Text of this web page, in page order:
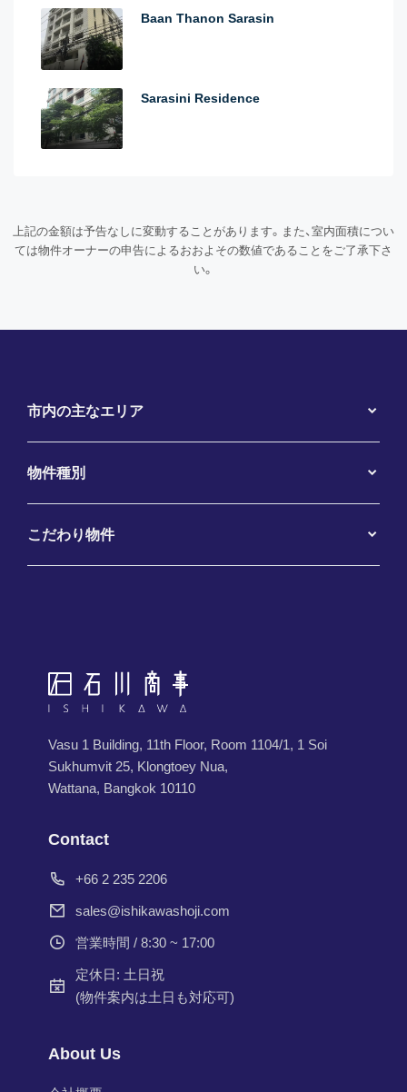
Baan Thanon Sarasin
Sarasini Residence
上記の金額は予告なしに変動することがあります。また、室内面積につい
ては物件オーナーの申告によるおおよその数値であることをご了承下さ
い。
市内の主なエリア
物件種別
こだわり物件
Vasu 1 Building, 11th Floor, Room 1104/1, 1 Soi
Sukhumvit 25, Klongtoey Nua,
Wattana, Bangkok 10110
Contact
+66 2 235 2206
sales@ishikawashoji.com
営業時間 / 8:30 ~ 17:00
定休日: 土日祝
(物件案内は土日も対応可)
About Us